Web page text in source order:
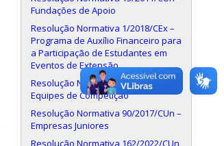
Fundações de Apoio
Resolução Normativa 1/2018/CEx –
Programa de Auxílio Financeiro para
a Participação de Estudantes em
Eventos de Extensão
Resolução Normativa 87/2016/CUn –
Equipes de Competição
Resolução Normativa 90/2017/CUn –
Empresas Juniores
Resolução Normativa 162/2022/CUn